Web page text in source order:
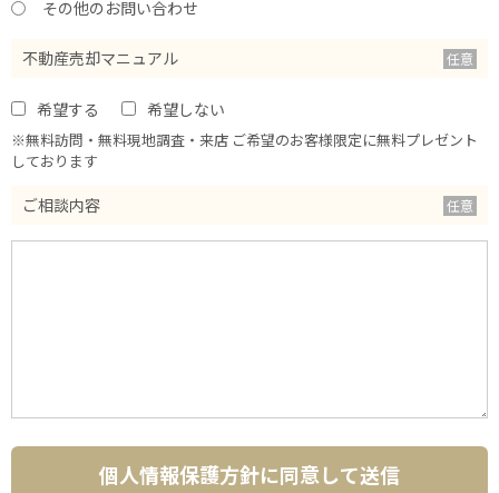
その他のお問い合わせ
不動産売却マニュアル
希望する 希望しない
※無料訪問・無料現地調査・来店 ご希望のお客様限定に無料プレゼント
しております
ご相談内容